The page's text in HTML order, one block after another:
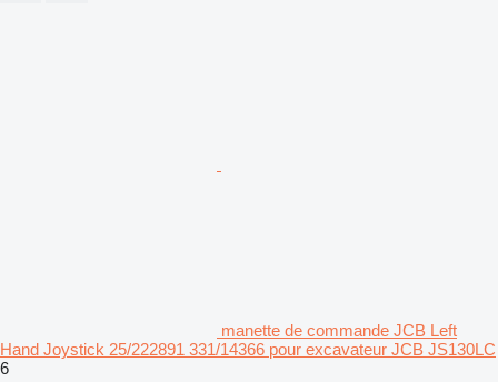
manette de commande JCB Left
Hand Joystick 25/222891 331/14366 pour excavateur JCB JS130LC
6